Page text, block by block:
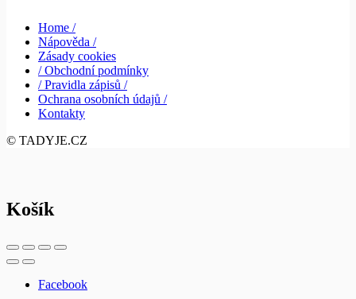
Home /
Nápověda /
Zásady cookies
/ Obchodní podmínky
/ Pravidla zápisů /
Ochrana osobních údajů /
Kontakty
© TADYJE.CZ
Košík
Facebook